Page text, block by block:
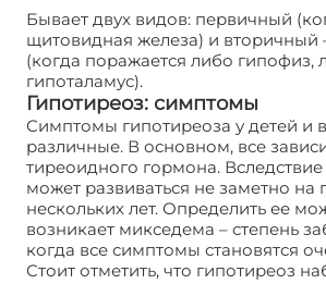
Бывает двух видов: первичный
щитовидная железа) и вторичный
(когда поражается либо гипофиз,
гипоталамус).
Гипотиреоз: симптомы
Симптомы гипотиреоза у детей и
различные. В основном, все
тиреоидного гормона. Вследствие
может развиваться не заметно на
нескольких лет. Определить ее
возникает микседема – степень
когда все симптомы становятся
Стоит отметить, что гипотиреоз